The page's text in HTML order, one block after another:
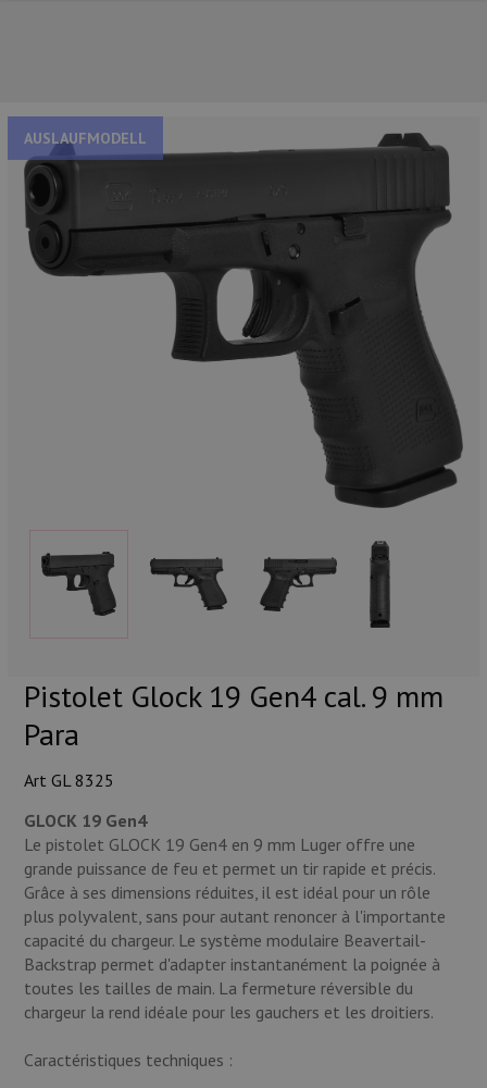
AUSLAUFMODELL
Pistolet Glock 19 Gen4 cal. 9 mm
Para
Art GL 8325
GLOCK 19 Gen4
Le pistolet GLOCK 19 Gen4 en 9 mm Luger offre une
grande puissance de feu et permet un tir rapide et précis.
Grâce à ses dimensions réduites, il est idéal pour un rôle
plus polyvalent, sans pour autant renoncer à l'importante
capacité du chargeur. Le système modulaire Beavertail-
Backstrap permet d'adapter instantanément la poignée à
toutes les tailles de main. La fermeture réversible du
chargeur la rend idéale pour les gauchers et les droitiers.
Caractéristiques techniques :
NOS PRINCIPALES MARQUES
Armes
Lampes et accessoires